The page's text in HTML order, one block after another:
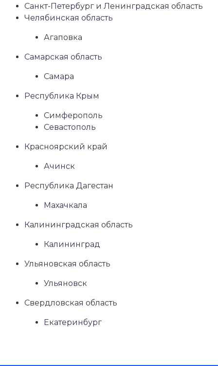
Санкт-Петербург и Ленинградская область
Челябинская область
Агаповка
Самарская область
Самара
Республика Крым
Симферополь
Севастополь
Красноярский край
Ачинск
Республика Дагестан
Махачкала
Калининградская область
Калининград
Ульяновская область
Ульяновск
Свердловская область
Екатеринбург